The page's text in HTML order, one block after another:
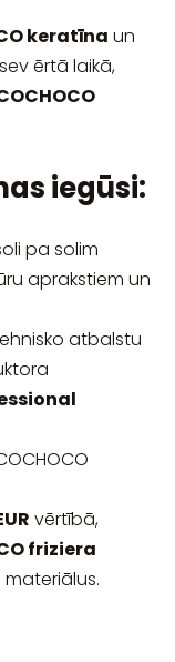
keratīna un
ērtā laikā,
iegūsi:
pa solim
aprakstiem un
atbalstu
vērtībā,
friziera